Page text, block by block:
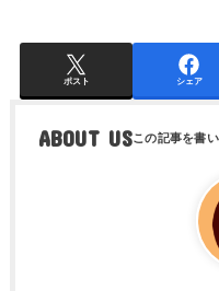
ポスト シェア
ABOUT US